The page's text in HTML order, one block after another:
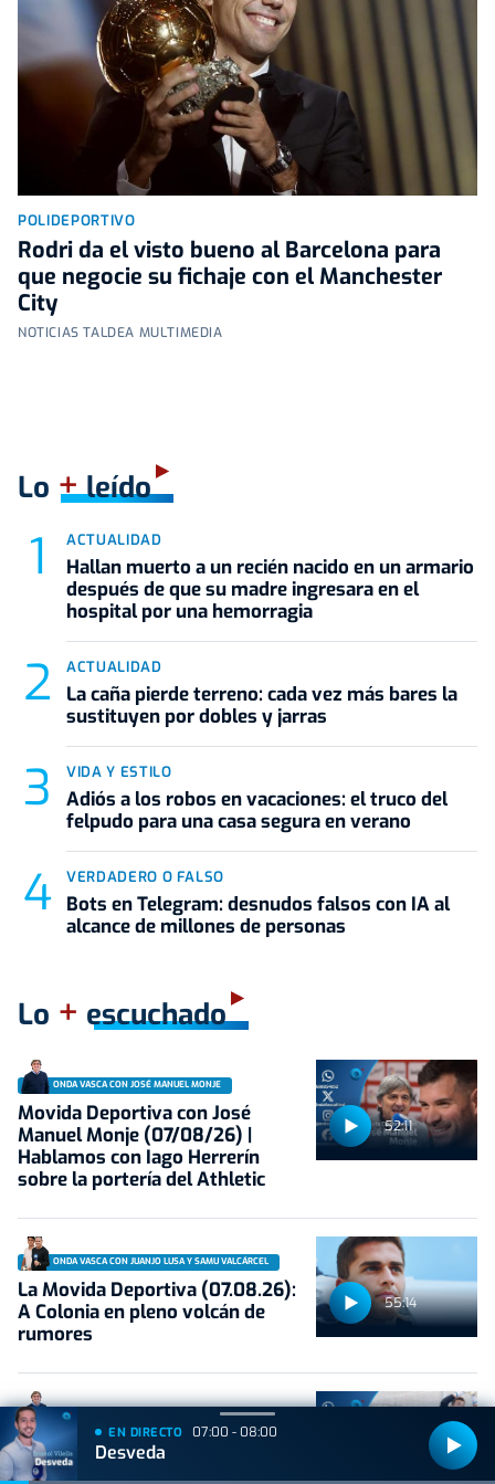
POLIDEPORTIVO
Rodri da el visto bueno al Barcelona para
que negocie su fichaje con el Manchester
City
NOTICIAS TALDEA MULTIMEDIA
Lo +leído
ACTUALIDAD
Hallan muerto a un recién nacido en un armario
después de que su madre ingresara en el
hospital por una hemorragia
ACTUALIDAD
La caña pierde terreno: cada vez más bares la
sustituyen por dobles y jarras
VIDA Y ESTILO
Adiós a los robos en vacaciones: el truco del
felpudo para una casa segura en verano
VERDADERO O FALSO
Bots en Telegram: desnudos falsos con IA al
alcance de millones de personas
Lo + escuchado
52:11
ONDA VASCA CON JOSÉ MANUEL MONJE
Movida Deportiva con José
Manuel Monje (07/08/26) |
Hablamos con Iago Herrerín
sobre la portería del Athletic
55:14
ONDA VASCA CON JUANJO LUSA Y SAMU VALCÁRCEL
La Movida Deportiva (07.08.26):
A Colonia en pleno volcán de
rumores
ONDA VASCA CON JOSÉ MANUEL MONJE
Movida Deportiva con José
Manuel Monje (06/08/26) | El
EN DIRECTO 07:00 - 08:00
Desveda